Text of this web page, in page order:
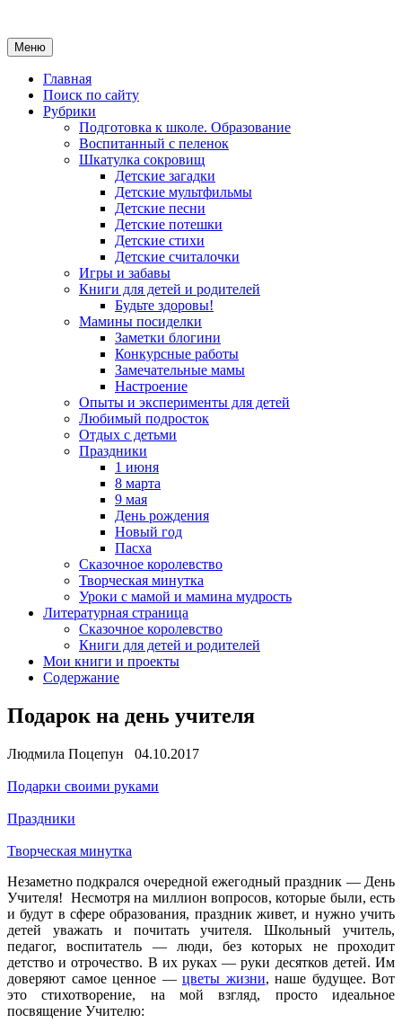
Меню
Главная
Поиск по сайту
Рубрики
Подготовка к школе. Образование
Воспитанный с пеленок
Шкатулка сокровищ
Детские загадки
Детские мультфильмы
Детские песни
Детские потешки
Детские стихи
Детские считалочки
Игры и забавы
Книги для детей и родителей
Будьте здоровы!
Мамины посиделки
Заметки блогини
Конкурсные работы
Замечательные мамы
Настроение
Опыты и эксперименты для детей
Любимый подросток
Отдых с детьми
Праздники
1 июня
8 марта
9 мая
День рождения
Новый год
Пасха
Сказочное королевство
Творческая минутка
Уроки с мамой и мамина мудрость
Литературная страница
Сказочное королевство
Книги для детей и родителей
Мои книги и проекты
Содержание
Подарок на день учителя
Людмила Поцепун 04.10.2017
Подарки своими руками
Праздники
Творческая минутка
Незаметно подкрался очередной ежегодный праздник — День
Учителя! Несмотря на миллион вопросов, которые были, есть
и будут в сфере образования, праздник живет, и нужно учить
детей уважать и почитать учителя. Школьный учитель,
педагог, воспитатель — люди, без которых не проходит
детство и отрочество. В их руках — руки десятков детей. Им
доверяют самое ценное — цветы жизни, наше будущее. Вот
это стихотворение, на мой взгляд, просто идеальное
посвящение Учителю: